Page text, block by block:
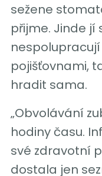
sežene
přijme. Jinde jí
pojišťovnami,
hradit sama.
„Obvolávání
hodiny času.
své zdravotní
dostala jen